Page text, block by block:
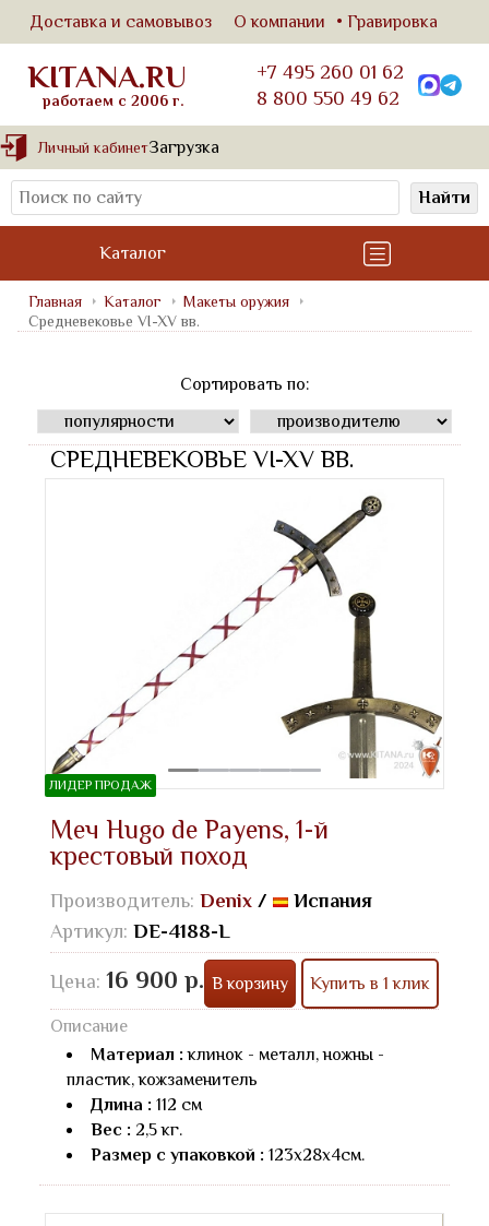
Доставка и самовывоз О компании Гравировка
KITANA.RU
работаем с 2006 г.
+7 495 260 01 62
8 800 550 49 62
Личный кабинетЗагрузка
Найти
Каталог
Главная Каталог
Макеты оружия
Средневековье VI-XV вв.
Сортировать по:
СРЕДНЕВЕКОВЬЕ VI-XV ВВ.
ЛИДЕР ПРОДАЖ
Меч Hugo de Payens, 1-й
крестовый поход
Производитель: Denix /
Испания
Артикул: DE-4188-L
Цена: 16 900 р. В корзину Купить в 1 клик
Описание
Материал : клинок - металл, ножны -
пластик, кожзаменитель
Длина : 112 см
Вес : 2,5 кг.
Размер с упаковкой : 123х28х4см.